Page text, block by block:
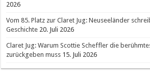
2026
Vom 85. Platz zur Claret Jug: Neuseeländer
Geschichte 20. Juli 2026
Claret Jug: Warum Scottie Scheffler die
zurückgeben muss 15. Juli 2026